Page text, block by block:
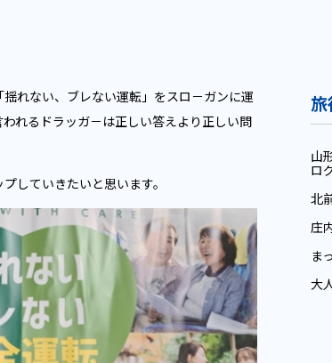
れない、ブレない運転」をスロ－ガンに運
れるドラッガ－は正しい答えより正しい問
していきたいと思います。
山
ロ
北
庄
ま
大